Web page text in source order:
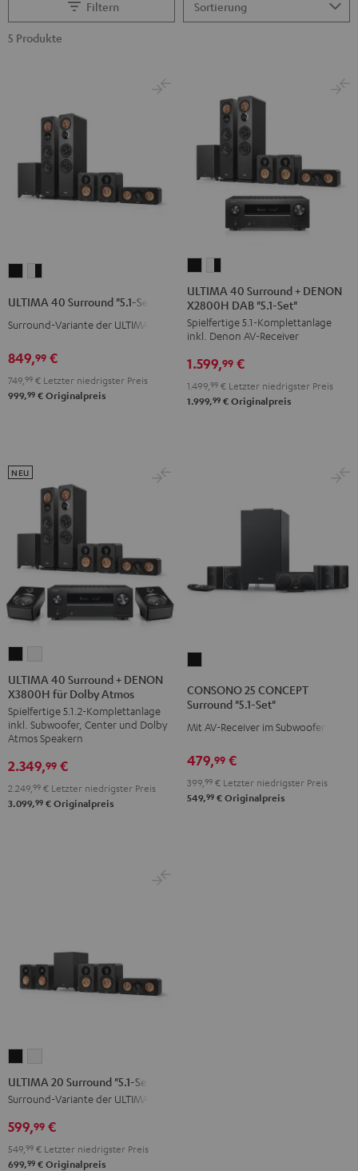
Filtern
5 Produkte
Surround
"5.1-
Schwarz
Surround
"5.1-
Weiß
/
Schwarz
ULTIMA 40 Surround "5.1-Set"
Surround-Variante der ULTIMA 40
849,99 €
749, 99 € Letzter niedrigster Preis
999,99 € Originalpreis
40
Surround
+
DENON
X2800H
DAB
"5.1-
40
Surround
+
DENON
X2800H
DAB
"5.1-
ULTIMA 40 Surround + DENON
X2800H DAB "5.1-Set"
Spielfertige 5.1-Komplettanlage
inkl. Denon AV-Receiver
1.599,99 €
1.499, 99 € Letzter niedrigster Preis
1.999,99 € Originalpreis
40
Surround
+
DENON
für
Dolby
Atmos
40
Surround
+
DENON
für
Dolby
Atmos
ULTIMA 40 Surround + DENON
X3800H für Dolby Atmos
Spielfertige 5.1.2-Komplettanlage
inkl. Subwoofer, Center und Dolby
Atmos Speakern
NEU
2.349,99 €
2.249, 99 € Letzter niedrigster Preis
3.099,99 € Originalpreis
CONCEPT
Set"
Schwarz
CONSONO 25 CONCEPT
Surround "5.1-Set"
Mit AV-Receiver im Subwoofer
479,99 €
399, 99 € Letzter niedrigster Preis
549,99 € Originalpreis
20
Surround
Set"
Schwarz
20
Surround
Set"
Weiß
ULTIMA 20 Surround "5.1-Set"
Surround-Variante der ULTIMA 20
599,99 €
549, 99 € Letzter niedrigster Preis
699,99 € Originalpreis